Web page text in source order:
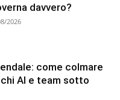
davvero?
2026
come colmare
AI e team sotto